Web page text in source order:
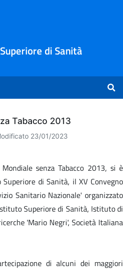
di Sanità
Tabacco 2013
23/01/2023
senza Tabacco 2013, si è
di Sanità, il XV Convegno
Sanitario Nazionale' organizzato
Superiore di Sanità, Istituto di
'Mario Negri', Società Italiana
di alcuni dei maggiori